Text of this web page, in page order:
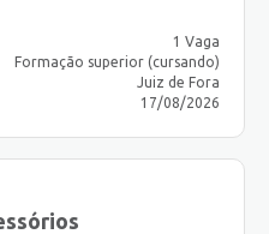
1 Vaga
Formação superior (cursando)
Juiz de Fora
17/08/2026